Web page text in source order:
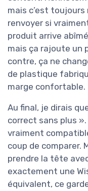
mais c’est
renvoyer si
produit arrive
mais ça rajoute un
contre, ça ne
de plastique
marge confortable.
Au final, je dirais
correct sans plus
vraiment
coup de comparer.
prendre la tête
exactement une
équivalent, ce